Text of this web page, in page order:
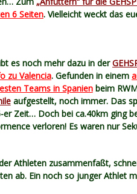
6 Seiten. Vielleicht weckt das
es noch mehr dazu in der
zu Valencia. Gefunden in einem
Teams in Spanienbeim
aufgestellt, noch immer. Das
er Zeit… Doch bei ca.40km ging
verloren! Es waren nur
Athleten zusammenfaßt,
ab. Ein noch so junger Athlet